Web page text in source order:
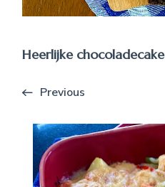
Heerlijke chocoladecake
Previous